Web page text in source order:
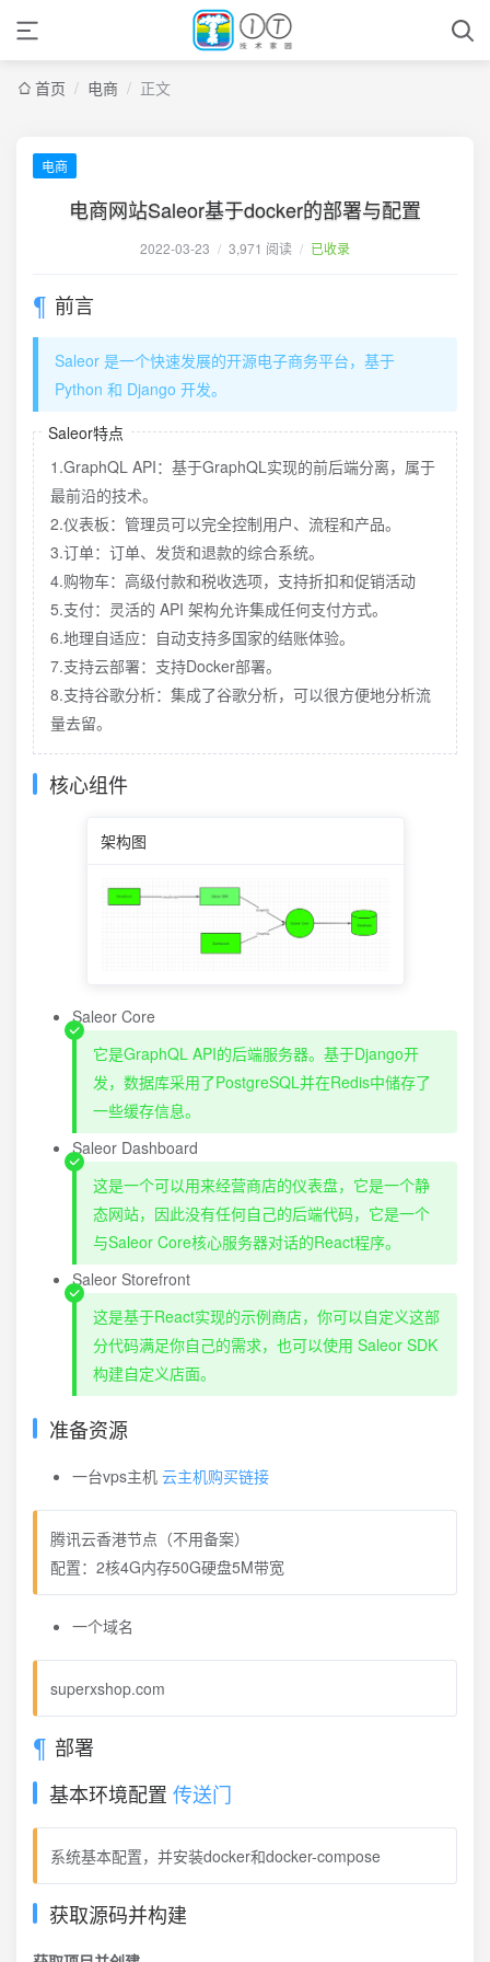
首页 / 电商 / 正文
电商
电商网站Saleor基于docker的部署与配置
2022-03-23 / 3,971 阅读 / 已收录
前言
Saleor 是一个快速发展的开源电子商务平台，基于
Python 和 Django 开发。
Saleor特点
1.GraphQL API：基于GraphQL实现的前后端分离，属于
最前沿的技术。
2.仪表板：管理员可以完全控制用户、流程和产品。
3.订单：订单、发货和退款的综合系统。
4.购物车：高级付款和税收选项，支持折扣和促销活动
5.支付：灵活的 API 架构允许集成任何支付方式。
6.地理自适应：自动支持多国家的结账体验。
7.支持云部署：支持Docker部署。
8.支持谷歌分析：集成了谷歌分析，可以很方便地分析流
量去留。
核心组件
架构图
Saleor Core
它是GraphQL API的后端服务器。基于Django开
发，数据库采用了PostgreSQL并在Redis中储存了
一些缓存信息。
Saleor Dashboard
这是一个可以用来经营商店的仪表盘，它是一个静
态网站，因此没有任何自己的后端代码，它是一个
与Saleor Core核心服务器对话的React程序。
Saleor Storefront
这是基于React实现的示例商店，你可以自定义这部
分代码满足你自己的需求，也可以使用 Saleor SDK
构建自定义店面。
准备资源
一台vps主机 云主机购买链接
腾讯云香港节点（不用备案）
配置：2核4G内存50G硬盘5M带宽
一个域名
superxshop.com
部署
基本环境配置 传送门
系统基本配置，并安装docker和docker-compose
获取源码并构建